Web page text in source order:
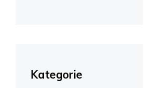
Kategorie